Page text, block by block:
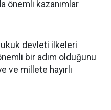
önemli kazanımlar
devleti ilkeleri
bir adım olduğunu
ve millete hayırlı